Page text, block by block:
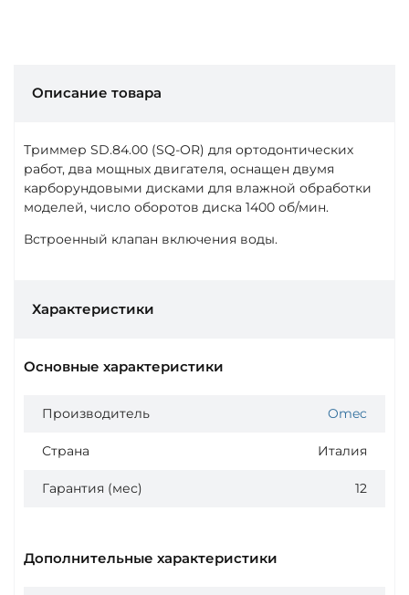
Описание товара
Триммер SD.84.00 (SQ-OR) для ортодонтических
работ, два мощных двигателя, оснащен двумя
карборундовыми дисками для влажной обработки
моделей, число оборотов диска 1400 об/мин.
Встроенный клапан включения воды.
Характеристики
Основные характеристики
Производитель Omec
Страна Италия
Гарантия (мес) 12
Дополнительные характеристики